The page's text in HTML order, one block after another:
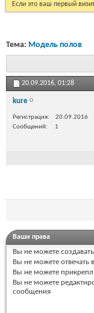
Если это ваш первый
Тема: Модель полов
20.09.2016, 01:28
kure
Регистрация
20.09.2016
Сообщений
1
Ваши права
Вы не можете
Вы не можете отвечать
Вы не можете
Вы не можете
сообщения